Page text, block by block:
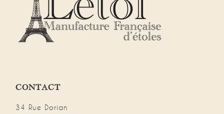
CONTACT
34 Rue Dorian